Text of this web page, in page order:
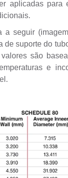
aplicadas para
a seguir
de suporte do
são
e